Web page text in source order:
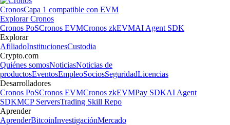
CronosCapa 1 compatible con EVM
Explorar Cronos
Cronos PoSCronos EVMCronos zkEVMAI Agent SDK
Explorar
AfiliadoInstitucionesCustodia
Crypto.com
Quiénes somosNoticiasNoticias de
productosEventosEmpleoSociosSeguridadLicencias
Desarrolladores
Cronos PoSCronos EVMCronos zkEVMPay SDKAI Agent
SDKMCP ServersTrading Skill Repo
Aprender
AprenderBitcoinInvestigaciónMercado